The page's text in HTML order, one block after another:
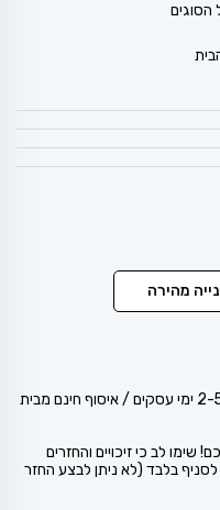
הסוגים
מהירה
משלוח מהיר עד הדלת ב- 39 ש"ח. עד 2-5 ימי עסקים / איסוף חינם מבית
לב כי זיכויים והחזרים
בלבד (לא ניתן לבצע החזר